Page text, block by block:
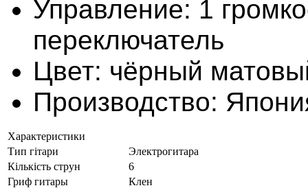
Управление: 1
переключатель
Цвет: чёрный
Производство:
Характеристики
Тип гітари
Электрогитара
Кількість струн
6
Гриф гитары
Клен